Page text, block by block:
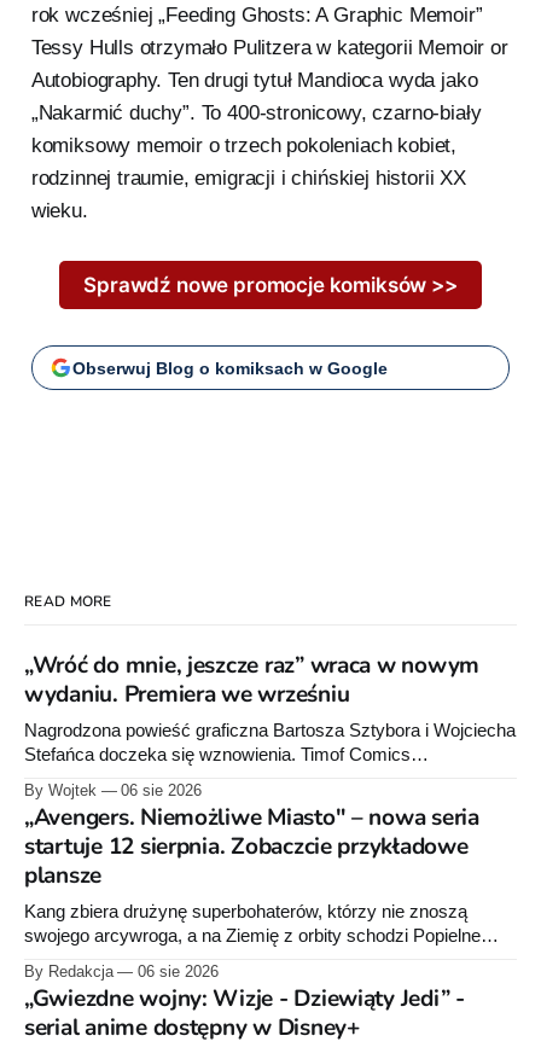
rok wcześniej „Feeding Ghosts: A Graphic Memoir”
Tessy Hulls otrzymało Pulitzera w kategorii Memoir or
Autobiography. Ten drugi tytuł Mandioca wyda jako
„Nakarmić duchy”. To 400-stronicowy, czarno-biały
komiksowy memoir o trzech pokoleniach kobiet,
rodzinnej traumie, emigracji i chińskiej historii XX
wieku.
Sprawdź nowe promocje komiksów >>
Obserwuj Blog o komiksach w Google
READ MORE
„Wróć do mnie, jeszcze raz” wraca w nowym
wydaniu. Premiera we wrześniu
Nagrodzona powieść graficzna Bartosza Sztybora i Wojciecha
Stefańca doczeka się wznowienia. Timof Comics
przygotowuje nową edycję albumu „Wróć do mnie, jeszcze
raz”, którego pierwsze wydanie ukazało się w 2015 roku.
By Wojtek 06 sie 2026
„Avengers. Niemożliwe Miasto" – nowa seria
startuje 12 sierpnia. Zobaczcie przykładowe
plansze
Kang zbiera drużynę superbohaterów, którzy nie znoszą
swojego arcywroga, a na Ziemię z orbity schodzi Popielne
Przymierze z królem Arturem na czele. Pierwszy tom nowej
serii Avengers autorstwa Jeda MacKaya trafia do sklepów 12
sierpnia. Rzućcie okiem na przykładowe plansze.
By Redakcja 06 sie 2026
„Gwiezdne wojny: Wizje - Dziewiąty Jedi” -
serial anime dostępny w Disney+